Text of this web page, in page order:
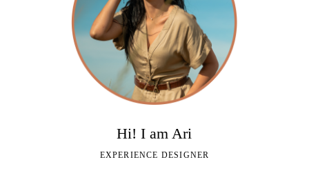
Hi! I am Ari
EXPERIENCE DESIGNER